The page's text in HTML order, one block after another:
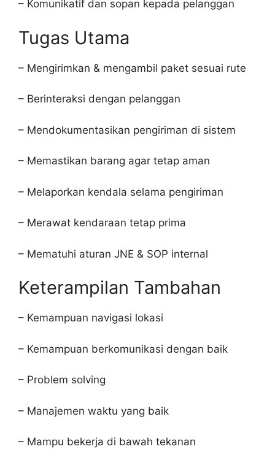
– Komunikatif dan sopan kepada pelanggan
Tugas Utama
– Mengirimkan & mengambil paket sesuai rute
– Berinteraksi dengan pelanggan
– Mendokumentasikan pengiriman di sistem
– Memastikan barang agar tetap aman
– Melaporkan kendala selama pengiriman
– Merawat kendaraan tetap prima
– Mematuhi aturan JNE & SOP internal
Keterampilan Tambahan
– Kemampuan navigasi lokasi
– Kemampuan berkomunikasi dengan baik
– Problem solving
– Manajemen waktu yang baik
– Mampu bekerja di bawah tekanan